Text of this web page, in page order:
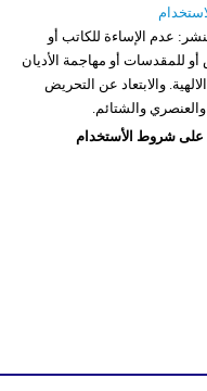
عدم الإساءة للكاتب أو
للمقدسات أو مهاجمة الأديان
والابتعاد عن التحريض
والشتائم.
على شروط الأستخدام